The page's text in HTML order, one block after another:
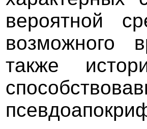
вероятной
возможного
также